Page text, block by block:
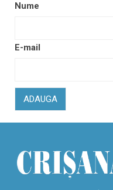
Nume
E-mail
ADAUGA